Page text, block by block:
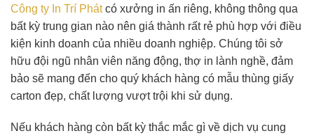
Công ty In Trí Phátcó xưởng in ấn riêng, không thông qua
bất kỳ trung gian nào nên giá thành rất rẻ phù hợp với điều
kiện kinh doanh của nhiều doanh nghiệp. Chúng tôi sở
hữu đội ngũ nhân viên năng động, thợ in lành nghề, đảm
bảo sẽ mang đến cho quý khách hàng có mẫu thùng giấy
carton đẹp, chất lượng vượt trội khi sử dụng.
Nếu khách hàng còn bất kỳ thắc mắc gì về dịch vụ cung